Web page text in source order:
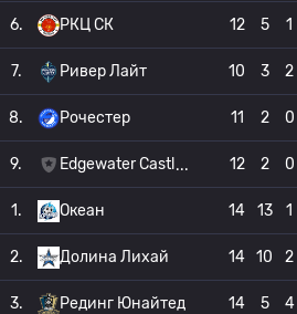
6. РКЦ СК 12 5 1
7. Ривер Лайт 10 3 2
8. Рочестер 11 2 0
9. Edgewater Castl 12 2 0
1. Океан 14 13 1
2. Долина Лихай 14 10 2
3. Рединг Юнайтед 14 5 4